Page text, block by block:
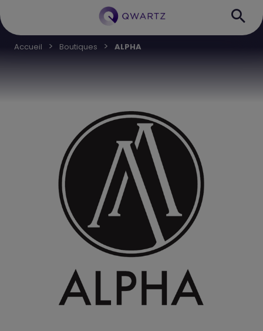
Accueil Boutiques ALPHA